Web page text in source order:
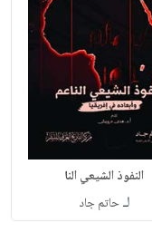
النفوذ الشيعي النا
لـحاتم جاد